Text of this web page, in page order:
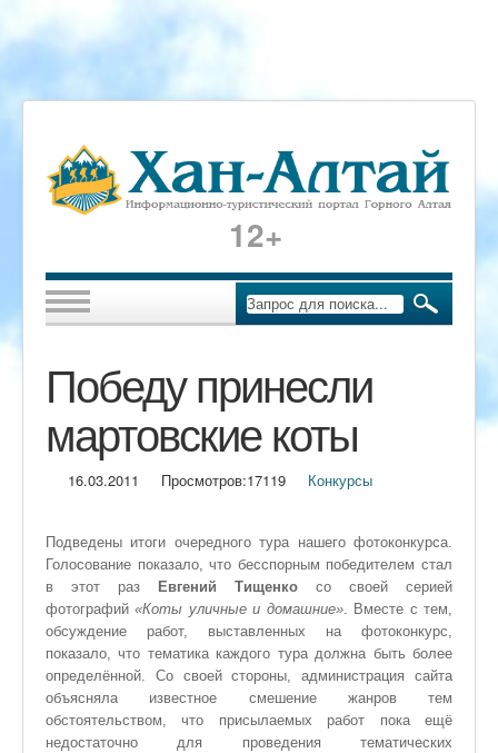
12+
Победу принесли
мартовские коты
16.03.2011 Просмотров:17119 Конкурсы
Подведены итоги очередного тура нашего фотоконкурса.
Голосование показало, что бесспорным победителем стал
в этот раз
Евгений Тищенко со своей серией
фотографий«Коты уличные и домашние». Вместе с тем,
обсуждение работ, выставленных на фотоконкурс,
показало, что тематика каждого тура должна быть более
определённой. Со своей стороны, администрация сайта
объясняла известное смешение жанров тем
обстоятельством, что присылаемых работ пока ещё
недостаточно для проведения тематических